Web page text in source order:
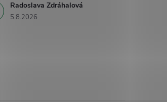
Radoslava Zdráhalová
5.8.2026